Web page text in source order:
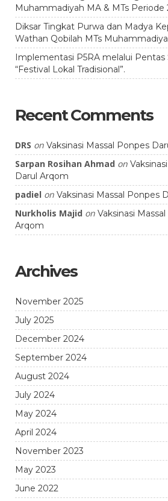
Muhammadiyah MA & MTs Periode
Diksar Tingkat Purwa dan Madya
Wathan Qobilah MTs
Implementasi P5RA melalui Pentas
“Festival Lokal Tradisional”.
Recent Comments
DRS on Vaksinasi Massal Ponpes
Sarpan Rosihan Ahmad on
Darul Arqom
padiel on Vaksinasi Massal Ponpes
Nurkholis Majid on Vaksinasi
Arqom
Archives
November 2025
July 2025
December 2024
September 2024
August 2024
July 2024
May 2024
April 2024
November 2023
May 2023
June 2022